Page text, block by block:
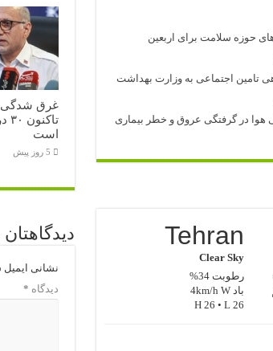
غرق شدگی
است
5 روز پیش
نشانی
دیدگاه *
های حوزه سلامت برای اربعین
هوا در گرفتگی عروق و خطر بیماری
Tehran
Clear Sky
رطوبت 34%
باد 4km/h W
H 26 • L 26